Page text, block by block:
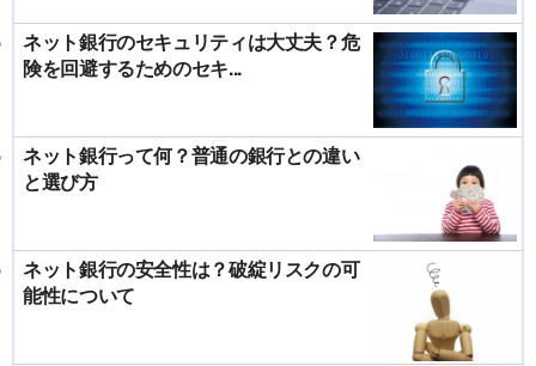
ネット銀行のセキュリティは大丈夫？危
険を回避するためのセキ...
ネット銀行って何？普通の銀行との違い
と選び方
ネット銀行の安全性は？破綻リスクの可
能性について